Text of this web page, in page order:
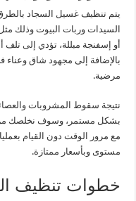
يتم تنظيف غسيل السجاد بالطرق
السيدات وربات البيوت وذلك
أو إسفنجة مبللة، تؤدي إلى
بالإضافة إلى مجهود شاق وعناء
مرضية.
نتيجة سقوط المشروبات
بشكل مستمر، وسوف نخلصك من
مع مرور الوقت دون القيام
مستوى وبأسعار ممتازة.
خطوات تنظيف